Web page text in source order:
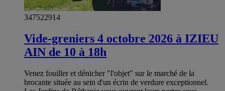
347522914
Vide-greniers 4 octobre 2026 à IZIEU
AIN de 10 à 18h
Venez fouiller et dénicher "l'objet" sur le marché de la
brocante située au sein d'un écrin de verdure exceptionnel.